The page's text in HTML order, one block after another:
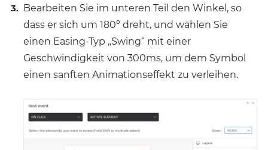
Bearbeiten Sie im unteren Teil den Winkel, so
dass er sich um 180º dreht, und wählen Sie
einen Easing-Typ „Swing“ mit einer
Geschwindigkeit von 300ms, um dem Symbol
einen sanften Animationseffekt zu verleihen.